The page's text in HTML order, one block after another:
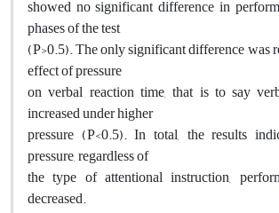
showed no significant difference in
phases of the test
(P>0.5). The only significant difference was
effect of pressure
on verbal reaction time, that is to say
increased under higher
pressure (P<0.5). In total, the results
pressure, regardless of
the type of attentional instruction,
decreased.